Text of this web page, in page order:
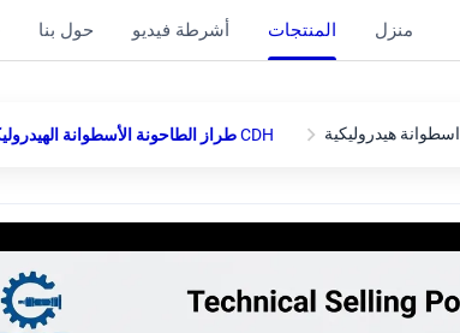
منزل المنتجات أشرطة فيديو حول بنا
اسطوانة هيدروليكية CDH طراز الطاحونة الأسطوانة الهيدروليكية مع الحواف الحماية غبار حذاء العين الكروية مزدوجة الحاجز MP5 لمصنع الاسمنت والصلب